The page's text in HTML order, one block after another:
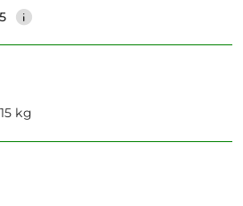
kg